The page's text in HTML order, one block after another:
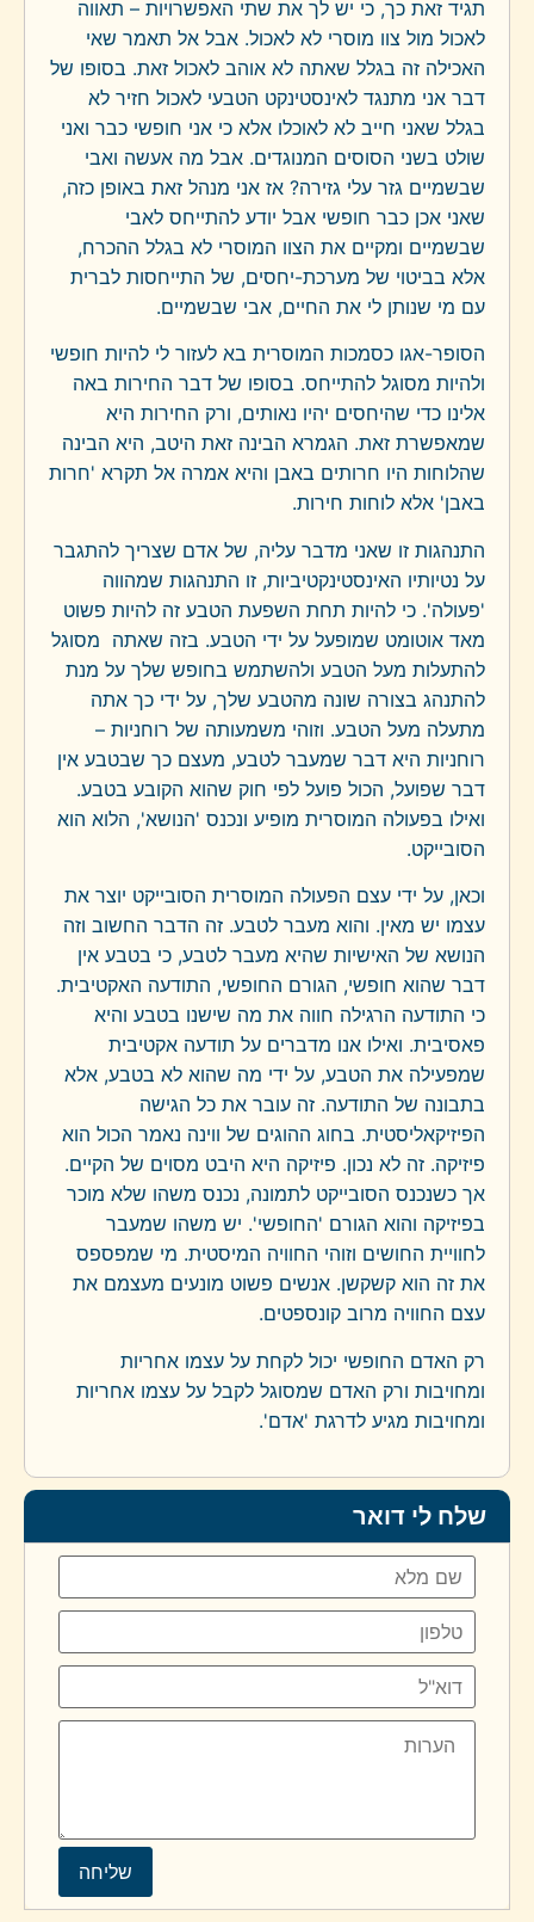
תגיד זאת כך, כי יש לך את שתי האפשרויות – תאווה
לאכול מול צוו מוסרי לא לאכול. אבל אל תאמר שאי
האכילה זה בגלל שאתה לא אוהב לאכול זאת. בסופו של
דבר אני מתנגד לאינסטינקט הטבעי לאכול חזיר לא
בגלל שאני חייב לא לאוכלו אלא כי אני חופשי כבר ואני
שולט בשני הסוסים המנוגדים. אבל מה אעשה ואבי
שבשמיים גזר עלי גזירה? אז אני מנהל זאת באופן כזה,
שאני אכן כבר חופשי אבל יודע להתייחס לאבי
שבשמיים ומקיים את הצוו המוסרי לא בגלל ההכרח,
אלא בביטוי של מערכת-יחסים, של התייחסות לברית
עם מי שנותן לי את החיים, אבי שבשמיים.
הסופר-אגו כסמכות המוסרית בא לעזור לי להיות חופשי
ולהיות מסוגל להתייחס. בסופו של דבר החירות באה
אלינו כדי שהיחסים יהיו נאותים, ורק החירות היא
שמאפשרת זאת. הגמרא הבינה זאת היטב, היא הבינה
שהלוחות היו חרותים באבן והיא אמרה אל תקרא 'חרות
באבן' אלא לוחות חירות.
התנהגות זו שאני מדבר עליה, של אדם שצריך להתגבר
על נטיותיו האינסטינקטיביות, זו התנהגות שמהווה
'פעולה'. כי להיות תחת השפעת הטבע זה להיות פשוט
מאד אוטומט שמופעל על ידי הטבע. בזה שאתה מסוגל
להתעלות מעל הטבע ולהשתמש בחופש שלך על מנת
להתנהג בצורה שונה מהטבע שלך, על ידי כך אתה
מתעלה מעל הטבע. וזוהי משמעותה של רוחניות –
רוחניות היא דבר שמעבר לטבע, מעצם כך שבטבע אין
דבר שפועל, הכול פועל לפי חוק שהוא הקובע בטבע.
ואילו בפעולה המוסרית מופיע ונכנס 'הנושא', הלוא הוא
הסובייקט.
וכאן, על ידי עצם הפעולה המוסרית הסובייקט יוצר את
עצמו יש מאין. והוא מעבר לטבע. זה הדבר החשוב וזה
הנושא של האישיות שהיא מעבר לטבע, כי בטבע אין
דבר שהוא חופשי, הגורם החופשי, התודעה האקטיבית.
כי התודעה הרגילה חווה את מה שישנו בטבע והיא
פאסיבית. ואילו אנו מדברים על תודעה אקטיבית
שמפעילה את הטבע, על ידי מה שהוא לא בטבע, אלא
בתבונה של התודעה. זה עובר את כל הגישה
הפיזיקאליסטית. בחוג ההוגים של ווינה נאמר הכול הוא
פיזיקה. זה לא נכון. פיזיקה היא היבט מסוים של הקיים.
אך כשנכנס הסובייקט לתמונה, נכנס משהו שלא מוכר
בפיזיקה והוא הגורם 'החופשי'. יש משהו שמעבר
לחוויית החושים וזוהי החוויה המיסטית. מי שמפספס
את זה הוא קשקשן. אנשים פשוט מונעים מעצמם את
עצם החוויה מרוב קונספטים.
רק האדם החופשי יכול לקחת על עצמו אחריות
ומחויבות ורק האדם שמסוגל לקבל על עצמו אחריות
ומחויבות מגיע לדרגת 'אדם'.
שלח לי דואר